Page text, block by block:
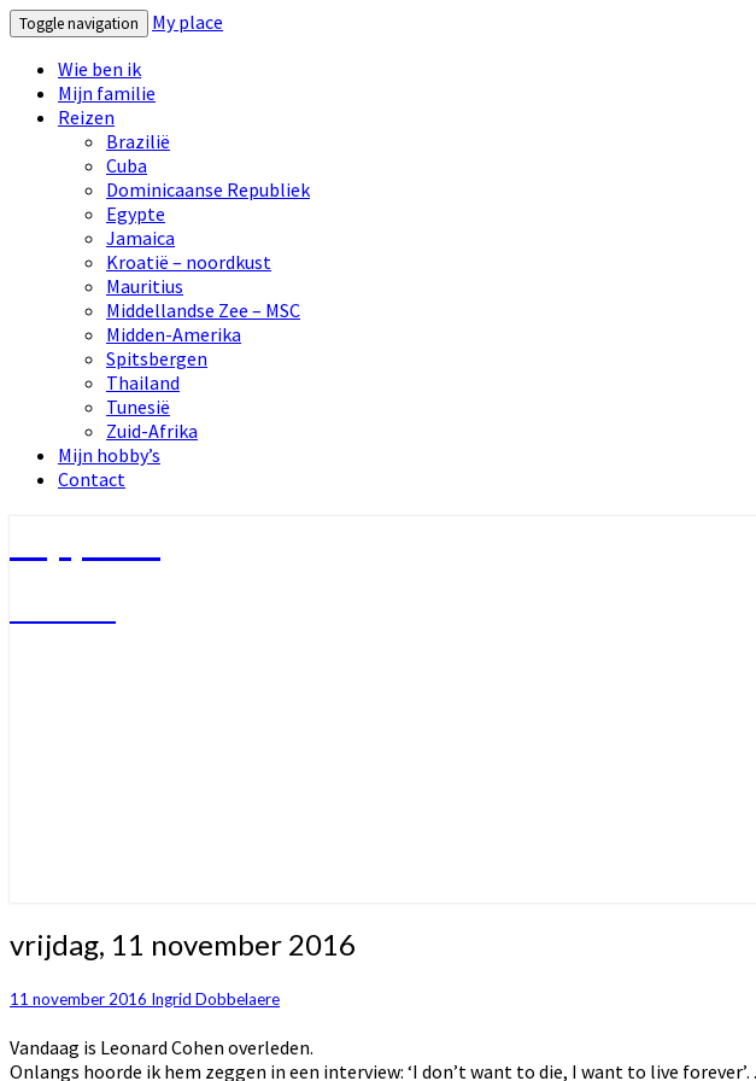
Toggle navigation
My place
Wie ben ik
Mijn familie
Reizen
Brazilië
Cuba
Dominicaanse Republiek
Egypte
Jamaica
Kroatië – noordkust
Mauritius
Middellandse Zee – MSC
Midden-Amerika
Spitsbergen
Thailand
Tunesië
Zuid-Afrika
Mijn hobby’s
Contact
vrijdag,
11
2016
vrijdag, 11 november 2016
11 november 2016 Ingrid Dobbelaere
Vandaag is Leonard Cohen overleden.
Onlangs hoorde ik hem zeggen in een interview: ‘I don’t want to die, I want to live